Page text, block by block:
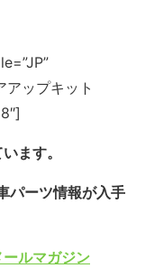
ップキット
ます。
パーツ情報が入手
ールマガジン